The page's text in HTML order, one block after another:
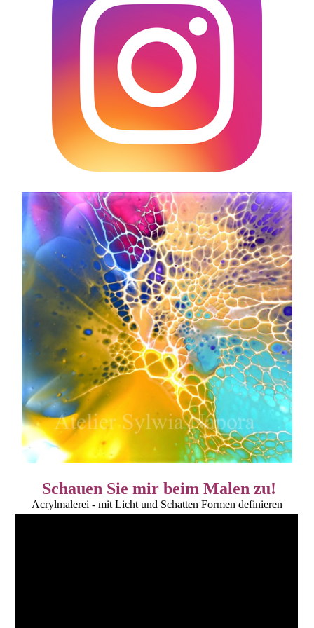
Schauen Sie mir beim Malen zu!
Acrylmalerei - mit Licht und Schatten Formen definieren